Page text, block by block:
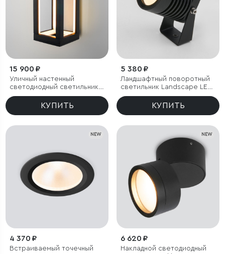
15 900 ₽
Уличный настенный
светодиодный светильник
Frame 3000K чёрный
КУПИТЬ
5 380 ₽
Ландшафтный поворотный
светильник Landscape LED
3000K черный IP54
КУПИТЬ
NEW
4 370 ₽
Встраиваемый точечный
NEW
6 620 ₽
Накладной светодиодный